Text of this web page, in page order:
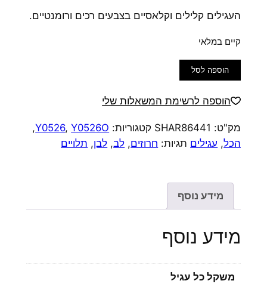
העגילים קלילים וקלאסיים בצבעים רכים ורומנטיים.
קיים במלאי
כמות
של
עגילם
אבני
חן
הוספה לסל
הוספה לרשימת המשאלות שלי
מק"ט: SHAR86441 קטגוריות: Y0526,Y0526O
,
הכל, עגילים תגיות: חרוזים, לב, לבן, תלויים
מידע נוסף
מידע נוסף
משקל כל עגיל